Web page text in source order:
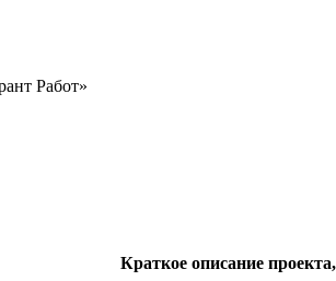
Работ»
Краткое описание